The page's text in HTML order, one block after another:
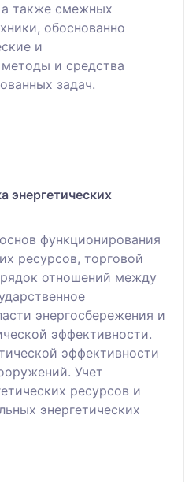
а также смежных
обоснованно
и
и средства
задач.
энергетических
функционирования
ресурсов, торговой
отношений между
энергосбережения и
эффективности.
эффективности
Учет
ресурсов и
энергетических